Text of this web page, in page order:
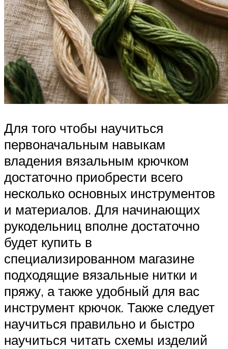
Для того чтобы научиться
первоначальным навыкам
владения вязальным крючком
достаточно приобрести всего
несколько основных инструментов
и материалов. Для начинающих
рукодельниц вполне достаточно
будет купить в
специализированном магазине
подходящие вязальные нитки и
пряжу, а также удобный для вас
инструмент крючок. Также следует
научиться правильно и быстро
научиться читать схемы изделий